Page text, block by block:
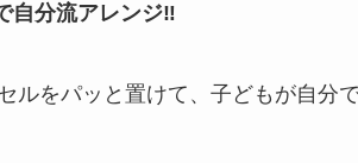
自分流アレンジ‼
ルをパッと置けて、子どもが自分